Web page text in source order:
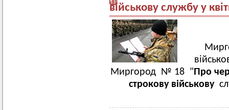
військову службу у
Миргород № 18 "Про
строкову військову